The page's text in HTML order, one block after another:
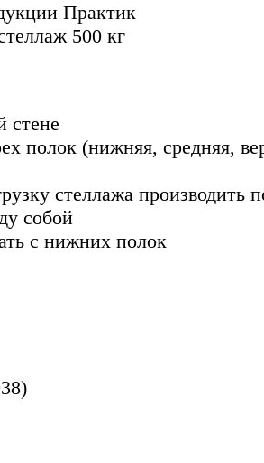
Практик
500 кг
стене
полок (нижняя, средняя,
стеллажа производить
собой
с нижних полок